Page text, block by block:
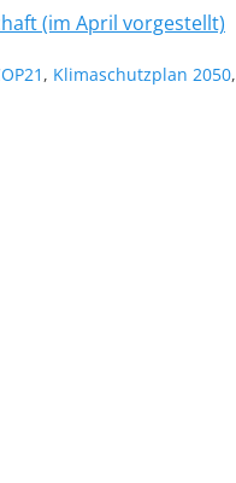
(im April vorgestellt)
, Klimaschutzplan 2050,